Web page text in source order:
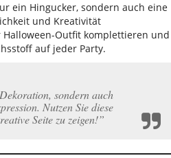
ein Hingucker, sondern auch eine
und Kreativität
Outfit komplettieren und
auf jeder Party.
sondern auch
Nutzen Sie diese
Seite zu zeigen!”